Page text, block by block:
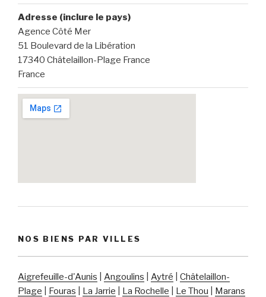
Adresse (inclure le pays)
Agence Côté Mer
51 Boulevard de la Libération
17340 Châtelaillon-Plage France
France
NOS BIENS PAR VILLES
Aigrefeuille-d'Aunis Angoulins Aytré
Châtelaillon-
Plage
Fouras La Jarrie La Rochelle Le Thou Marans